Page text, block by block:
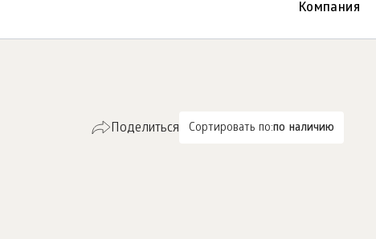
Компания
Сортировать по:по наличию
Поделиться